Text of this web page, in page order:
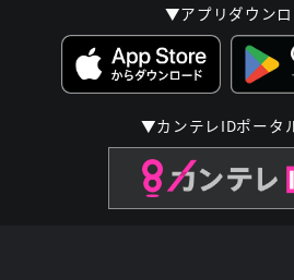
▼アプリダウンロ
▼カンテレIDポータ